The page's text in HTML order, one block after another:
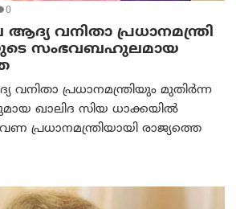
0
ആദ്യ വനിതാ പ്രധാനമന്ത്രി
സംഭവബഹുലമായ
വനിതാ പ്രധാനമന്ത്രിയും മുതിർന്ന
ഖാലിദ സിയ ധാക്കയിൽ
പ്രധാനമന്ത്രിയായി രാജ്യത്തെ